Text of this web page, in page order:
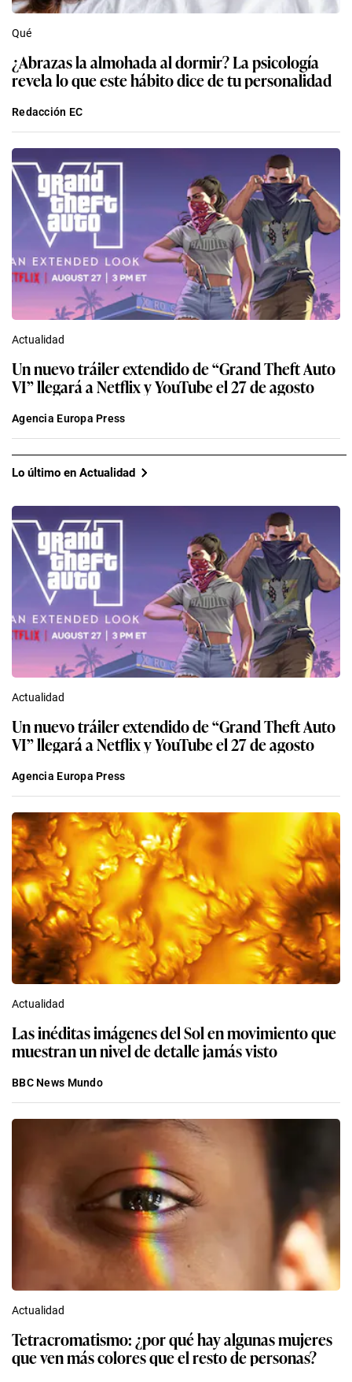
Qué
¿Abrazas la almohada al dormir? La psicología
revela lo que este hábito dice de tu personalidad
Redacción EC
Actualidad
Un nuevo tráiler extendido de “Grand Theft Auto
VI” llegará a Netflix y YouTube el 27 de agosto
Agencia Europa Press
Lo último en Actualidad
Actualidad
Un nuevo tráiler extendido de “Grand Theft Auto
VI” llegará a Netflix y YouTube el 27 de agosto
Agencia Europa Press
Actualidad
Las inéditas imágenes del Sol en movimiento que
muestran un nivel de detalle jamás visto
BBC News Mundo
Actualidad
Tetracromatismo: ¿por qué hay algunas mujeres
que ven más colores que el resto de personas?